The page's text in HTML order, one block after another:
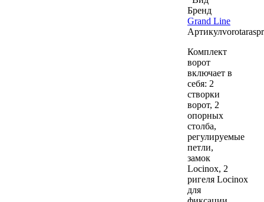
Бренд
Grand Line
Артикул
Комплект
ворот
включает в
себя: 2
створки
ворот, 2
опорных
столба,
регулируемые
петли,
замок
Locinox, 2
ригеля Locinox
для